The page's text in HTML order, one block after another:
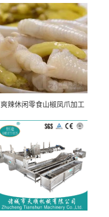
爽辣休闲零食山椒凤爪加工
流水线）